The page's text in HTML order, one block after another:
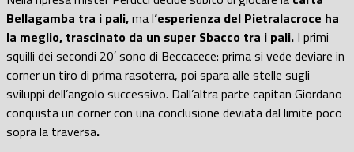
Bellagamba tra i pali,ma l‘esperienza del Pietralacroce ha
la meglio, trascinato da un super Sbacco tra i pali. I primi
squilli dei secondi 20′ sono di Beccacece: prima si vede deviare in
corner un tiro di prima rasoterra, poi spara alle stelle sugli
sviluppi dell’angolo successivo. Dall’altra parte capitan Giordano
conquista un corner con una conclusione deviata dal limite poco
sopra la traversa.